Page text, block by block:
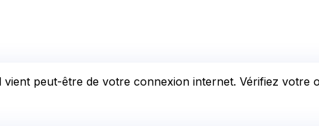
peut-être de votre connexion internet. Vérifiez votre